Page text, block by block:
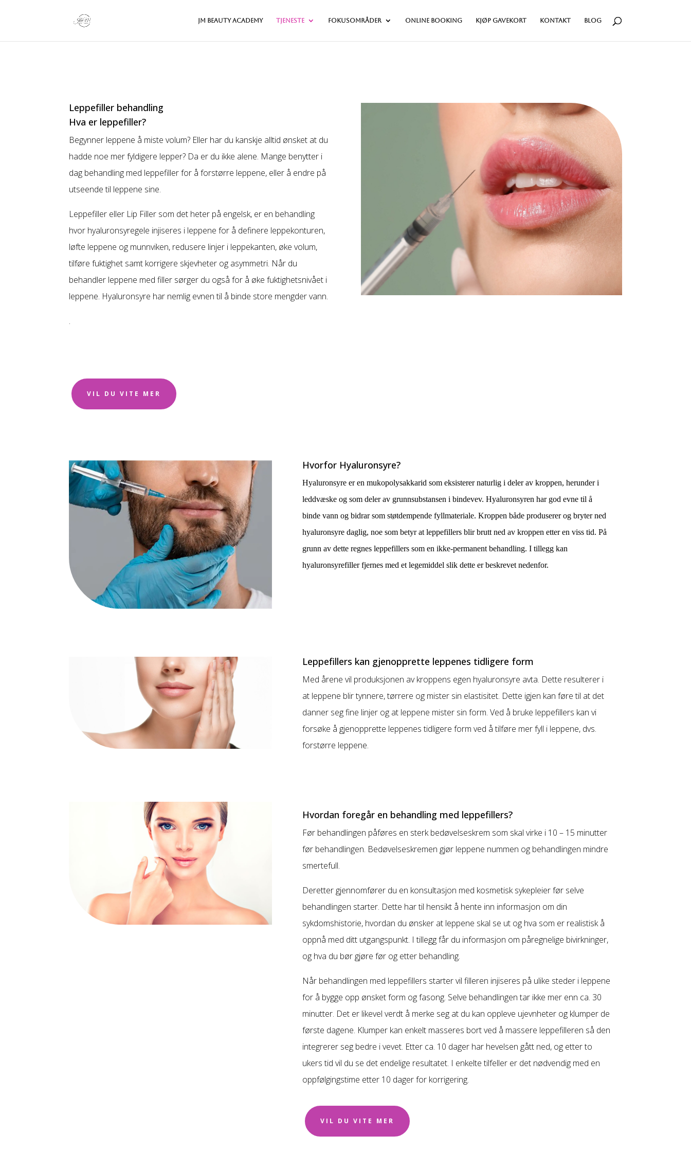
JM Beauty Academy Tjeneste fokusområder Online booking kjøp gavekort Kontakt Blog
Leppefiller behandling
Hva er leppefiller?
Begynner leppene å miste volum? Eller har du kanskje alltid ønsket at du
hadde noe mer fyldigere lepper? Da er du ikke alene. Mange benytter i
dag behandling med leppefiller for å forstørre leppene, eller å endre på
utseende til leppene sine.
Leppefiller eller Lip Filler som det heter på engelsk, er en behandling
hvor hyaluronsyregele injiseres i leppene for å definere leppekonturen,
løfte leppene og munnviken, redusere linjer i leppekanten, øke volum,
tilføre fuktighet samt korrigere skjevheter og asymmetri. Når du
behandler leppene med filler sørger du også for å øke fuktighetsnivået i
leppene. Hyaluronsyre har nemlig evnen til å binde store mengder vann.
.
VIL DU VITE MER
Hvorfor Hyaluronsyre?
Hyaluronsyre er en mukopolysakkarid som eksisterer naturlig i deler av kroppen, herunder i
leddvæske og som deler av grunnsubstansen i bindevev. Hyaluronsyren har god evne til å
binde vann og bidrar som støtdempende fyllmateriale. Kroppen både produserer og bryter ned
hyaluronsyre daglig, noe som betyr at leppefillers blir brutt ned av kroppen etter en viss tid. På
grunn av dette regnes leppefillers som en ikke-permanent behandling. I tillegg kan
hyaluronsyrefiller fjernes med et legemiddel slik dette er beskrevet nedenfor.
Leppefillers kan gjenopprette leppenes tidligere form
Med årene vil produksjonen av kroppens egen hyaluronsyre avta. Dette resulterer i
at leppene blir tynnere, tørrere og mister sin elastisitet. Dette igjen kan føre til at det
danner seg fine linjer og at leppene mister sin form. Ved å bruke leppefillers kan vi
forsøke å gjenopprette leppenes tidligere form ved å tilføre mer fyll i leppene, dvs.
forstørre leppene.
Hvordan foregår en behandling med leppefillers?
Før behandlingen påføres en sterk bedøvelseskrem som skal virke i 10 – 15 minutter
før behandlingen. Bedøvelseskremen gjør leppene nummen og behandlingen mindre
smertefull.
Deretter gjennomfører du en konsultasjon med kosmetisk sykepleier før selve
behandlingen starter. Dette har til hensikt å hente inn informasjon om din
sykdomshistorie, hvordan du ønsker at leppene skal se ut og hva som er realistisk å
oppnå med ditt utgangspunkt. I tillegg får du informasjon om påregnelige bivirkninger,
og hva du bør gjøre før og etter behandling.
Når behandlingen med leppefillers starter vil filleren injiseres på ulike steder i leppene
for å bygge opp ønsket form og fasong. Selve behandlingen tar ikke mer enn ca. 30
minutter. Det er likevel verdt å merke seg at du kan oppleve ujevnheter og klumper de
første dagene. Klumper kan enkelt masseres bort ved å massere leppefilleren så den
integrerer seg bedre i vevet. Etter ca. 10 dager har hevelsen gått ned, og etter to
ukers tid vil du se det endelige resultatet. I enkelte tilfeller er det nødvendig med en
oppfølgingstime etter 10 dager for korrigering.
VIL DU VITE MER